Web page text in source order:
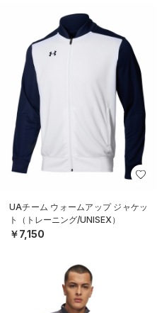
UAチーム ウォームアップ ジャケッ
ト（トレーニング/UNISEX）
￥7,150